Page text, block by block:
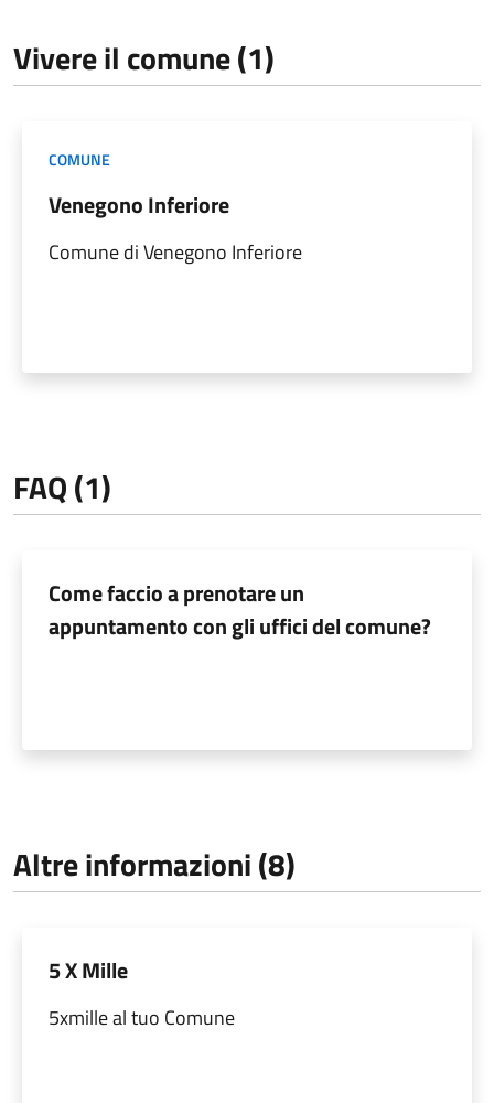
Vivere il comune (1)
COMUNE
Venegono Inferiore
Comune di Venegono Inferiore
FAQ (1)
Come faccio a prenotare un
appuntamento con gli uffici del comune?
Altre informazioni (8)
5 X Mille
5xmille al tuo Comune